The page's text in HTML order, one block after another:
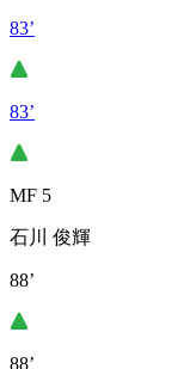
83’
83’
MF 5
石川 俊輝
88’
88’